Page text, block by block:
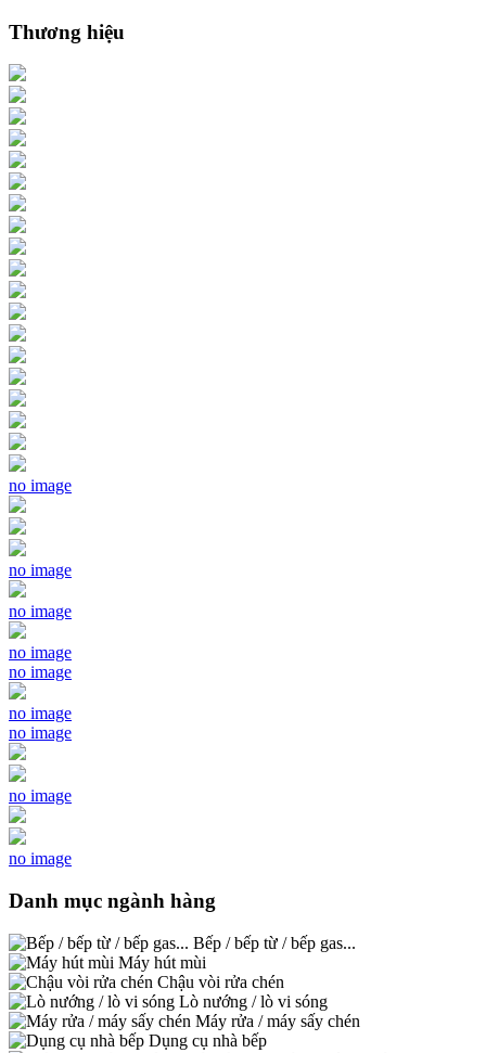
Thương hiệu
no image
no image
no image
no image
no image
no image
no image
no image
no image
Danh mục ngành hàng
Bếp / bếp từ / bếp gas...
Máy hút mùi
Chậu vòi rửa chén
Lò nướng / lò vi sóng
Máy rửa / máy sấy chén
Dụng cụ nhà bếp